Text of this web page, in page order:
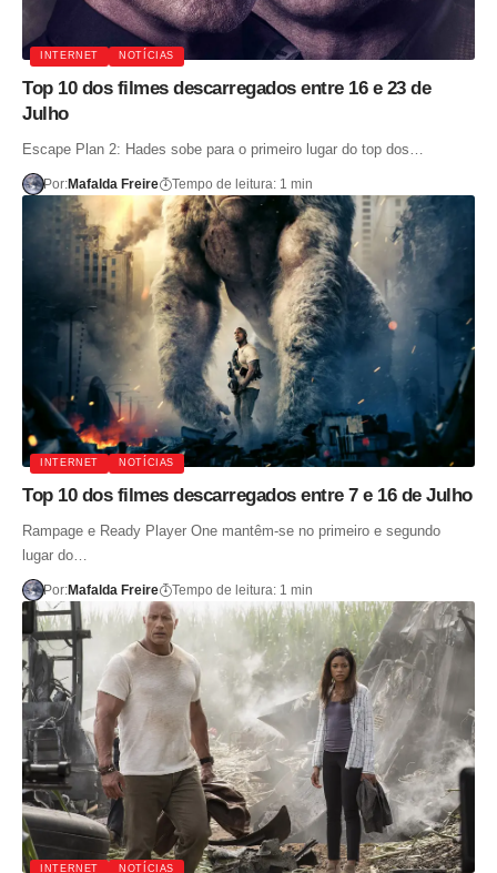
INTERNET NOTÍCIAS
Top 10 dos filmes descarregados entre 16 e 23 de
Julho
Escape Plan 2: Hades sobe para o primeiro lugar do top dos…
Por:Mafalda Freire Tempo de leitura: 1 min
INTERNET NOTÍCIAS
Top 10 dos filmes descarregados entre 7 e 16 de Julho
Rampage e Ready Player One mantêm-se no primeiro e segundo
lugar do…
Por:Mafalda Freire Tempo de leitura: 1 min
INTERNET NOTÍCIAS